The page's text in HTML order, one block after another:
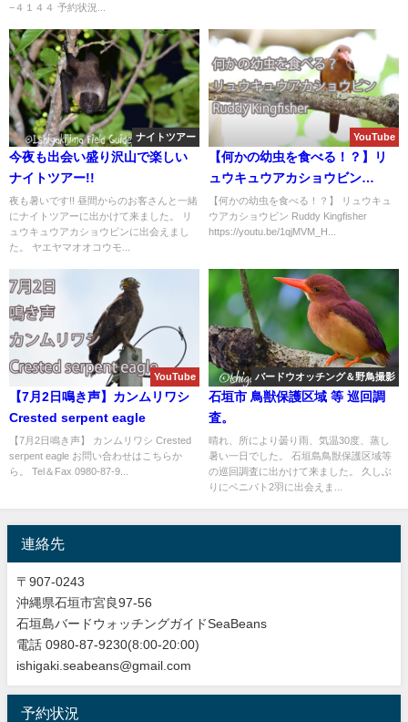
−４１４４ 予約状況...
ナイトツアー
今夜も出会い盛り沢山で楽しい
ナイトツアー!!
夜も暑いです!! 昼間からのお客さんと一緒
にナイトツアーに出かけて来ました。 リ
ュウキュウアカショウビンに出会えまし
た。 ヤエヤマオオコウモ...
YouTube
【何かの幼虫を食べる！？】リ
ュウキュウアカショウビン
Ruddy Kingfisher
【何かの幼虫を食べる！？】 リュウキュ
ウアカショウビン Ruddy Kingfisher
https://youtu.be/1qjMVM_H...
YouTube
【7月2日鳴き声】カンムリワシ
Crested serpent eagle
【7月2日鳴き声】 カンムリワシ Crested
serpent eagle お問い合わせはこちらか
ら。 Tel＆Fax 0980-87-9...
バードウオッチング＆野鳥撮影
石垣市 鳥獣保護区域 等 巡回調
査。
晴れ、所により曇り雨、気温30度、蒸し
暑い一日でした。 石垣島鳥獣保護区域等
の巡回調査に出かけて来ました。 久しぶ
りにベニバト2羽に出会えま...
連絡先
〒907-0243
沖縄県石垣市宮良97-56
石垣島バードウォッチングガイドSeaBeans
電話 0980-87-9230(8:00-20:00)
ishigaki.seabeans@gmail.com
予約状況